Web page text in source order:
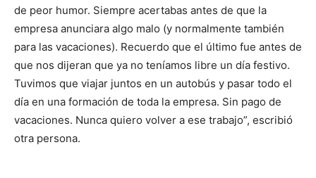
de peor humor. Siempre acertabas antes de que la
empresa anunciara algo malo (y normalmente también
para las vacaciones). Recuerdo que el último fue antes de
que nos dijeran que ya no teníamos libre un día festivo.
Tuvimos que viajar juntos en un autobús y pasar todo el
día en una formación de toda la empresa. Sin pago de
vacaciones. Nunca quiero volver a ese trabajo”, escribió
otra persona.